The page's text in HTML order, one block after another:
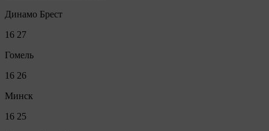
Динамо Брест
16 27
Гомель
16 26
Минск
16 25